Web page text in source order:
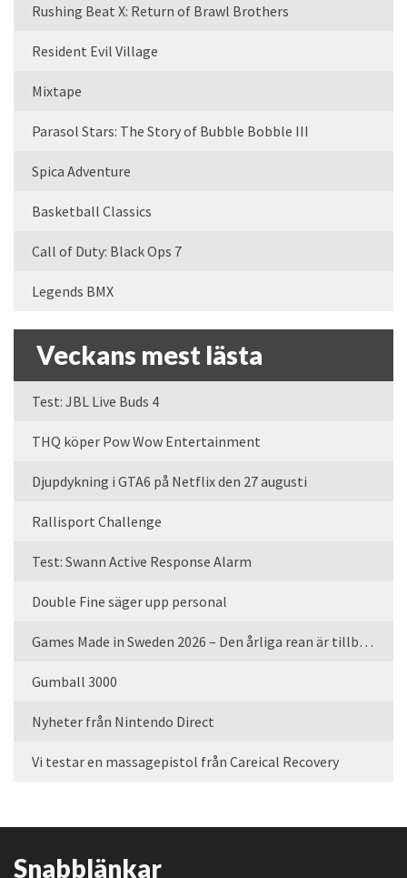
Rushing Beat X: Return of Brawl Brothers
Resident Evil Village
Mixtape
Parasol Stars: The Story of Bubble Bobble III
Spica Adventure
Basketball Classics
Call of Duty: Black Ops 7
Legends BMX
Veckans mest lästa
Test: JBL Live Buds 4
THQ köper Pow Wow Entertainment
Djupdykning i GTA6 på Netflix den 27 augusti
Rallisport Challenge
Test: Swann Active Response Alarm
Double Fine säger upp personal
Games Made in Sweden 2026 – Den årliga rean är tillbaka
Gumball 3000
Nyheter från Nintendo Direct
Vi testar en massagepistol från Careical Recovery
Snabblänkar